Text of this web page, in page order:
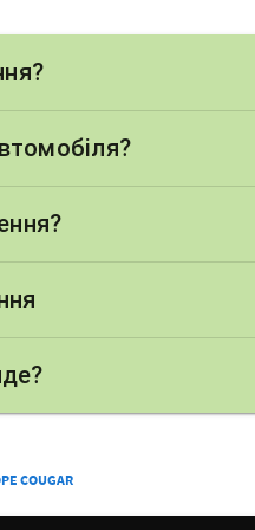
COUGAR